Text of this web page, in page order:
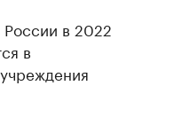
России в 2022
в